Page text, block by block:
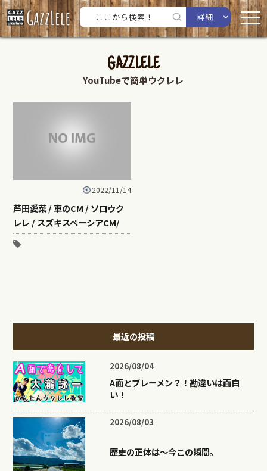
詳細
GAZZLELE
YouTubeで簡単ウクレレ
2022/11/14
芦田愛菜 / 車のCM / ソロウク
レレ / スズキスペーシアCM/
最近の投稿
2026/08/04
A面とブレーメン？！勘違いは面白
い！
2026/08/03
歴史の正体は〜今この瞬間。